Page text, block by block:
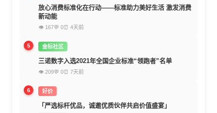
放心消费标准化在行动——标准助力美好生活 激发消费
新动能
👁 167💬 0⏰ 4天前
5 金标社区
三诺数字入选2021年全国企业标准“领跑者”名单
👁 209💬 0⏰ 7天前
6 好价
「严选标杆优品，诚邀优质伙伴共启价值盛宴」